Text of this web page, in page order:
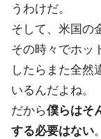
うわけだ。
そして、米国の
その時々でホッ
したらまた全然
いるんだよね。
だから僕らはそ
する必要はない。